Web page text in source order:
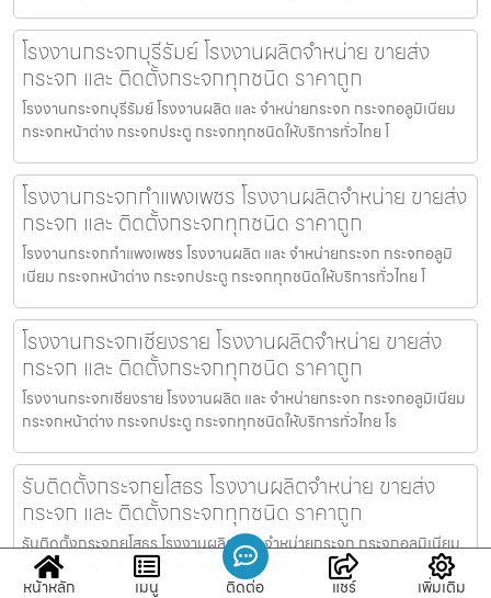
โรงงานกระจกบุรีรัมย์ โรงงานผลิตจำหน่าย ขายส่ง
กระจก และ ติดตั้งกระจกทุกชนิด ราคาถูก
โรงงานกระจกบุรีรัมย์ โรงงานผลิต และ จำหน่ายกระจก กระจกอลูมิเนียม
กระจกหน้าต่าง กระจกประตู กระจกทุกชนิดให้บริการทั่วไทย โ
โรงงานกระจกกำแพงเพชร โรงงานผลิตจำหน่าย ขายส่ง
กระจก และ ติดตั้งกระจกทุกชนิด ราคาถูก
โรงงานกระจกกำแพงเพชร โรงงานผลิต และ จำหน่ายกระจก กระจกอลูมิ
เนียม กระจกหน้าต่าง กระจกประตู กระจกทุกชนิดให้บริการทั่วไทย โ
โรงงานกระจกเชียงราย โรงงานผลิตจำหน่าย ขายส่ง
กระจก และ ติดตั้งกระจกทุกชนิด ราคาถูก
โรงงานกระจกเชียงราย โรงงานผลิต และ จำหน่ายกระจก กระจกอลูมิเนียม
กระจกหน้าต่าง กระจกประตู กระจกทุกชนิดให้บริการทั่วไทย โร
รับติดตั้งกระจกยโสธร โรงงานผลิตจำหน่าย ขายส่ง
กระจก และ ติดตั้งกระจกทุกชนิด ราคาถูก
รับติดตั้งกระจกยโสธร โรงงานผลิต และ จำหน่ายกระจก กระจกอลูมิเนียม
กระจกหน้าต่าง กระจกประตู กระจกทุกชนิดให้บริการทั่วไทย ร
หน้าหลัก
เมนู ติดต่อ แชร์ เพิ่มเติม